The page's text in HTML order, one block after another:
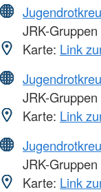
JRK-
Karte: Link
JRK-
Karte: Link
JRK-
Karte: Link